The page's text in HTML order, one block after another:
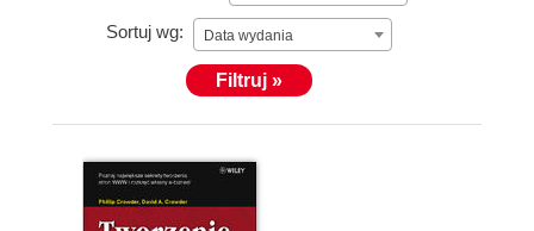
Sortuj wg: Data wydania
Filtruj »